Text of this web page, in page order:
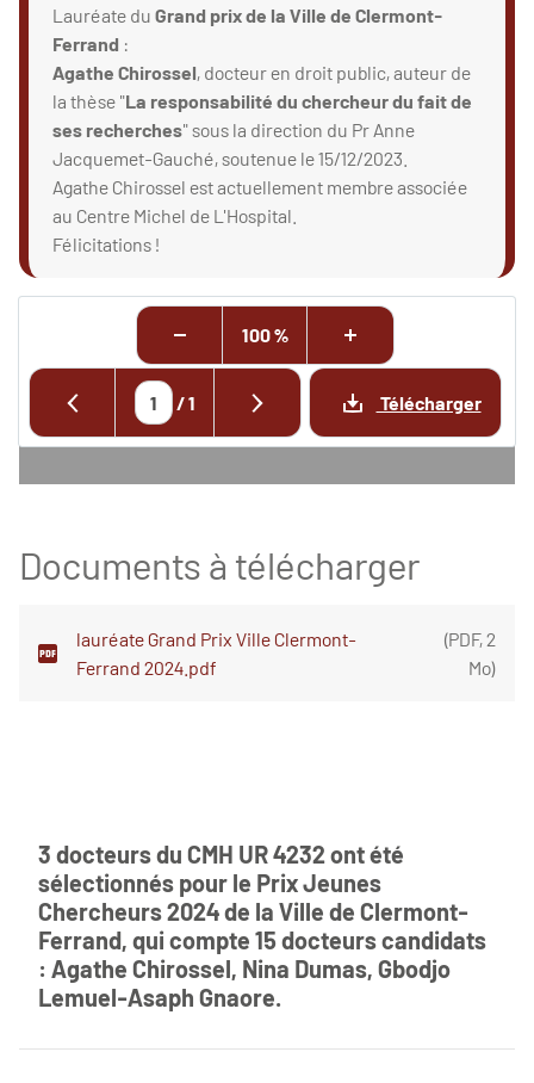
Lauréate du Grand prix de la Ville de Clermont-
Ferrand :
Agathe Chirossel, docteur en droit public, auteur de
la thèse "La responsabilité du chercheur du fait de
ses recherches" sous la direction du Pr Anne
Jacquemet-Gauché, soutenue le 15/12/2023.
Agathe Chirossel est actuellement membre associée
au Centre Michel de L'Hospital.
Félicitations !
100 %
/1 Télécharger
Documents à télécharger
lauréate Grand Prix Ville Clermont-
Ferrand 2024.pdf
(PDF,2
Mo)
3 docteurs du CMH UR 4232 ont été
sélectionnés pour le Prix Jeunes
Chercheurs 2024 de la Ville de Clermont-
Ferrand, qui compte 15 docteurs candidats
: Agathe Chirossel, Nina Dumas, Gbodjo
Lemuel-Asaph Gnaore.